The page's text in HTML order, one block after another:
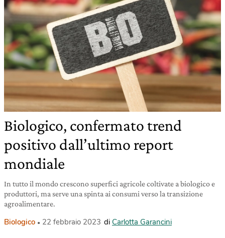
Biologico, confermato trend
positivo dall’ultimo report
mondiale
In tutto il mondo crescono superfici agricole coltivate a biologico e
produttori, ma serve una spinta ai consumi verso la transizione
agroalimentare.
Biologico 22 febbraio 2023 di Carlotta Garancini